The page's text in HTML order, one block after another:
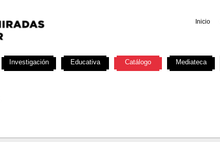
Inicio
Investigación Educativa Catálogo Mediateca